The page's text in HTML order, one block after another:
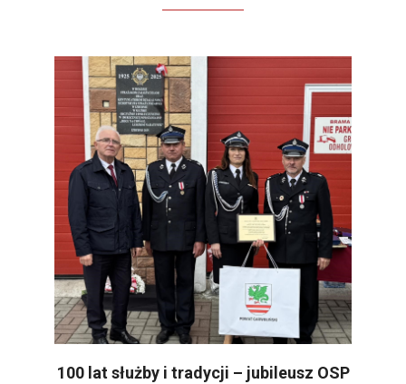
100 lat służby i tradycji – jubileusz OSP